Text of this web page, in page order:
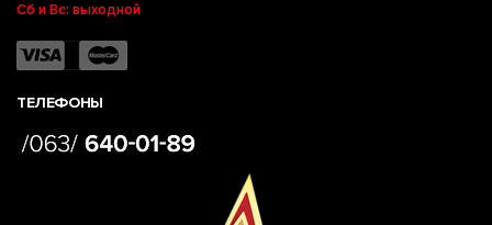
Сб и Вс: выходной
ТЕЛЕФОНЫ